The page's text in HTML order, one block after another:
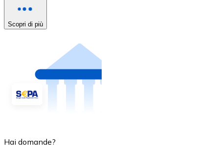
Scopri di più
Hai domande?